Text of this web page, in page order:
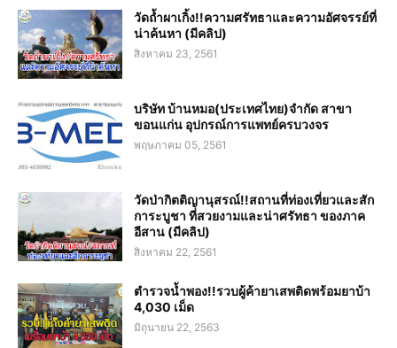
วัดถ้ำผาเกิ้ง!!ความศรัทธาและความอัศจรรย์ที่
น่าค้นหา (มีคลิป)
สิงหาคม 23, 2561
บริษัท บ้านหมอ(ประเทศไทย)จำกัด สาขา
ขอนแก่น อุปกรณ์การแพทย์ครบวงจร
พฤษภาคม 05, 2561
วัดป่ากิตติญานุสรณ์!!สถานที่ท่องเที่ยวและสัก
การะบูชา ที่สวยงามและน่าศรัทธา ของภาค
อีสาน (มีคลิป)
สิงหาคม 22, 2561
ตำรวจน้ำพอง!!รวบผู้ค้ายาเสพติดพร้อมยาบ้า
4,030 เม็ด
มิถุนายน 22, 2563